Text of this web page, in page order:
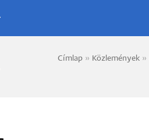
Morzsa
Címlap Közlemények